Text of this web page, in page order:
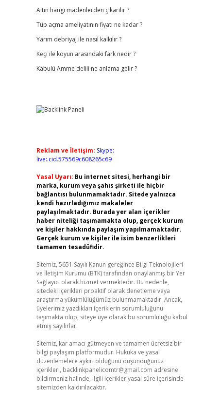
Altın hangi madenlerden çıkarılır ?
Tüp açma ameliyatının fiyatı ne kadar ?
Yarım debriyaj ile nasıl kalkılır ?
Keçi ile koyun arasındaki fark nedir ?
Kabulü Amme delili ne anlama gelir ?
Reklam ve İletişim: Skype:
live:.cid.575569c608265c69
Yasal Uyarı: Bu internet sitesi, herhangi bir
marka, kurum veya şahıs şirketi ile hiçbir
bağlantısı bulunmamaktadır. Sitede yalnızca
kendi hazırladığımız makaleler
paylaşılmaktadır. Burada yer alan içerikler
haber niteliği taşımamakta olup, gerçek kurum
ve kişiler hakkında paylaşım yapılmamaktadır.
Gerçek kurum ve kişiler ile isim benzerlikleri
tamamen tesadüfidir.
Sitemiz, 5651 Sayılı Kanun gereğince Bilgi Teknolojileri
ve İletişim Kurumu (BTK) tarafından onaylanmış bir Yer
Sağlayıcı olarak hizmet vermektedir. Bu nedenle,
sitedeki içerikleri proaktif olarak denetleme veya
araştırma yükümlülüğümüz bulunmamaktadır. Ancak,
üyelerimiz yazdıkları içeriklerin sorumluluğunu
taşımakta olup, siteye üye olarak bu sorumluluğu kabul
etmiş sayılırlar.
Sitemiz, kar amacı gütmeyen ve tamamen ücretsiz bir
bilgi paylaşım platformudur. Hukuka ve yasal
düzenlemelere aykırı olduğunu düşündüğünüz
içerikleri, backlinkpanelicomtr@gmail.com adresine
bildirmeniz halinde, ilgili içerikler yasal süre içerisinde
sitemizden kaldırılacaktır.